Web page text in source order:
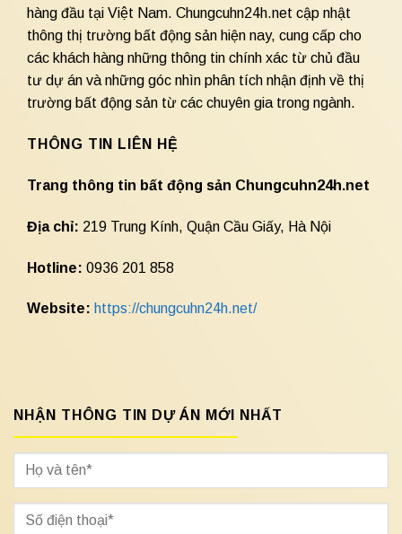
hàng đầu tại Việt Nam. Chungcuhn24h.net cập nhật
thông thị trường bất động sản hiện nay, cung cấp cho
các khách hàng những thông tin chính xác từ chủ đầu
tư dự án và những góc nhìn phân tích nhận định về thị
trường bất động sản từ các chuyên gia trong ngành.
THÔNG TIN LIÊN HỆ
Trang thông tin bất động sản Chungcuhn24h.net
Địa chỉ: 219 Trung Kính, Quận Cầu Giấy, Hà Nội
Hotline: 0936 201 858
Website: https://chungcuhn24h.net/
NHẬN THÔNG TIN DỰ ÁN MỚI NHẤT